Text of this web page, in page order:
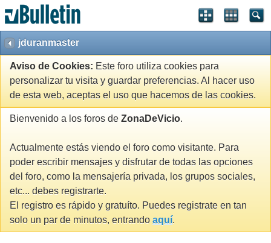
jduranmaster
Aviso de Cookies: Este foro utiliza cookies para
personalizar tu visita y guardar preferencias. Al hacer uso
de esta web, aceptas el uso que hacemos de las cookies.
Bienvenido a los foros de ZonaDeVicio.
Actualmente estás viendo el foro como visitante. Para
poder escribir mensajes y disfrutar de todas las opciones
del foro, como la mensajería privada, los grupos sociales,
etc... debes registrarte.
El registro es rápido y gratuíto. Puedes registrate en tan
solo un par de minutos, entrando aquí.